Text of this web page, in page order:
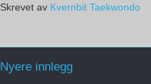
Skrevet av Kvernbit Taekwondo
Nyere innlegg